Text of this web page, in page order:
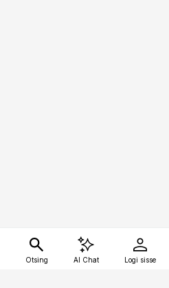
Otsing AI Chat Logi sisse